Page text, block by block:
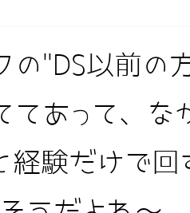
"DS以前の
てあって、
経験だけで回